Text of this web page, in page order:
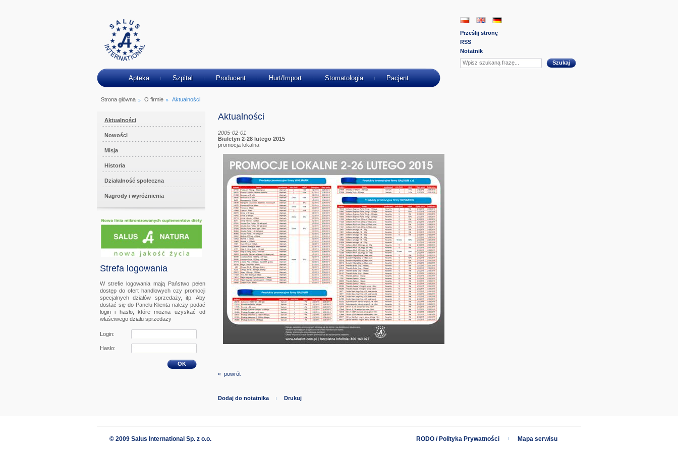
Prześlij stronę
RSS
Notatnik
Szukaj
Apteka Szpital Producent Hurt/Import Stomatologia Pacjent
Strona główna O firmie Aktualności
Aktualności
Nowości
Misja
Historia
Działalność społeczna
Nagrody i wyróżnienia
Strefa logowania
W strefie logowania mają Państwo pełen
dostęp do ofert handlowych czy promocji
specjalnych działów sprzedaży, itp. Aby
dostać się do Panelu Klienta należy podać
login i hasło, które można uzyskać od
właściwego działu sprzedaży
Login:
Hasło:
OK
Aktualności
2005-02-01
Biuletyn 2-28 lutego 2015
promocja lokalna
« powrót
Dodaj do notatnika Drukuj
© 2009 Salus International Sp. z o.o. RODO / Polityka Prywatności Mapa serwisu